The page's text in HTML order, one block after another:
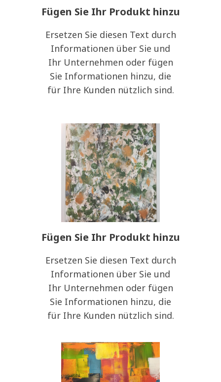
Fügen Sie Ihr Produkt hinzu
Ersetzen Sie diesen Text durch
Informationen über Sie und
Ihr Unternehmen oder fügen
Sie Informationen hinzu, die
für Ihre Kunden nützlich sind.
Fügen Sie Ihr Produkt hinzu
Ersetzen Sie diesen Text durch
Informationen über Sie und
Ihr Unternehmen oder fügen
Sie Informationen hinzu, die
für Ihre Kunden nützlich sind.